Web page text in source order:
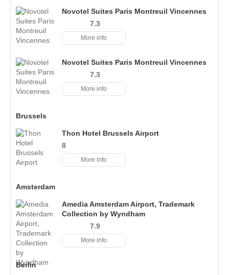
Novotel Suites Paris Montreuil Vincennes
7.3
More info
Novotel Suites Paris Montreuil Vincennes
7.3
More info
Brussels
Thon Hotel Brussels Airport
8
More info
Amsterdam
Amedia Amsterdam Airport, Trademark
Collection by Wyndham
7.9
More info
Berlin